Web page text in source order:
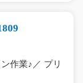
作業♪／ プリ